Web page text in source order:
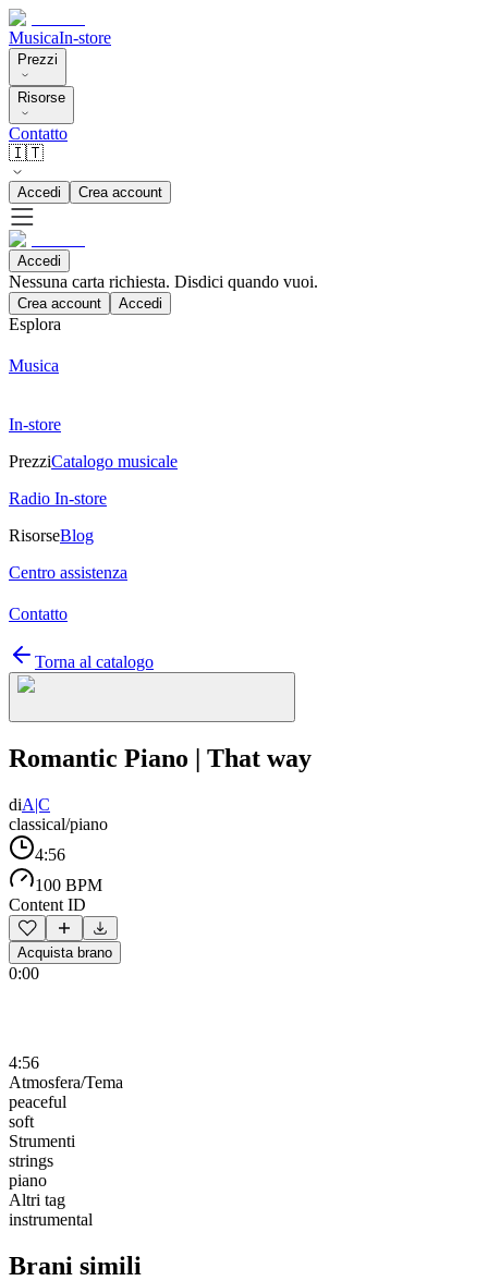
MusicaIn-store
Prezzi
Risorse
Contatto
🇮🇹
Accedi Crea account
Accedi
Nessuna carta richiesta. Disdici quando vuoi.
Crea account Accedi
Esplora
Musica
In-store
PrezziCatalogo musicale
Radio In-store
RisorseBlog
Centro assistenza
Contatto
Torna al catalogo
Romantic Piano | That way
diA|C
classical/piano
4:56
100 BPM
Content ID
Acquista brano
0:00
4:56
Atmosfera/Tema
peaceful
soft
Strumenti
strings
piano
Altri tag
instrumental
Brani simili